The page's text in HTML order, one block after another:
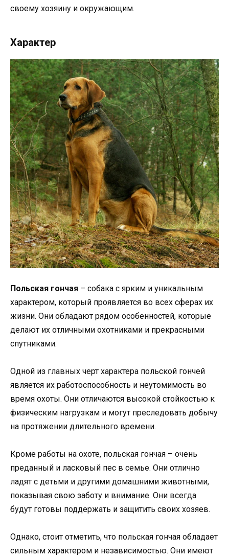
своему хозяину и окружающим.
Характер
Польская гончая – собака с ярким и уникальным
характером, который проявляется во всех сферах их
жизни. Они обладают рядом особенностей, которые
делают их отличными охотниками и прекрасными
спутниками.
Одной из главных черт характера польской гончей
является их работоспособность и неутомимость во
время охоты. Они отличаются высокой стойкостью к
физическим нагрузкам и могут преследовать добычу
на протяжении длительного времени.
Кроме работы на охоте, польская гончая – очень
преданный и ласковый пес в семье. Они отлично
ладят с детьми и другими домашними животными,
показывая свою заботу и внимание. Они всегда
будут готовы поддержать и защитить своих хозяев.
Однако, стоит отметить, что польская гончая обладает
сильным характером и независимостью. Они имеют